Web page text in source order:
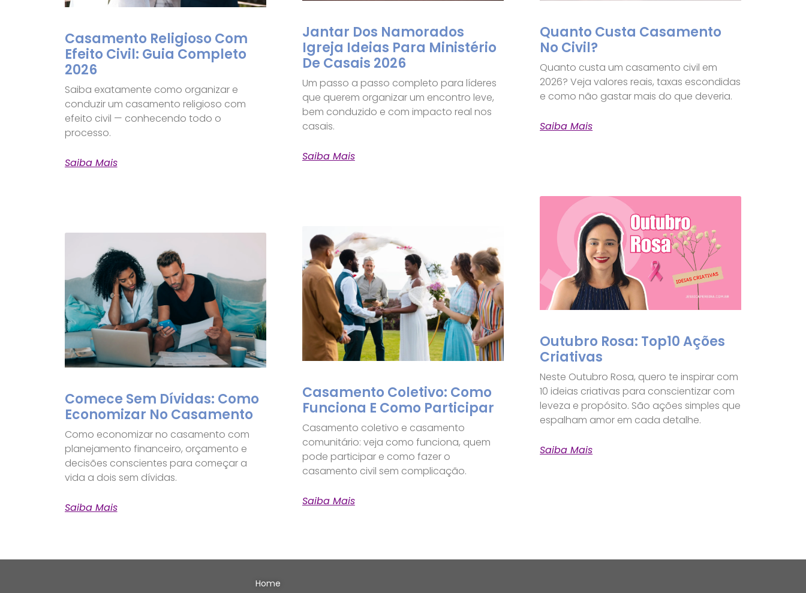
Casamento Religioso Com
Efeito Civil: Guia Completo
2026
Saiba exatamente como organizar e
conduzir um casamento religioso com
efeito civil — conhecendo todo o
processo.
Saiba Mais
Jantar Dos Namorados
Igreja Ideias Para Ministério
De Casais 2026
Um passo a passo completo para líderes
que querem organizar um encontro leve,
bem conduzido e com impacto real nos
casais.
Saiba Mais
Quanto Custa Casamento
No Civil?
Quanto custa um casamento civil em
2026? Veja valores reais, taxas escondidas
e como não gastar mais do que deveria.
Saiba Mais
Comece Sem Dívidas: Como
Economizar No Casamento
Como economizar no casamento com
planejamento financeiro, orçamento e
decisões conscientes para começar a
vida a dois sem dívidas.
Saiba Mais
Casamento Coletivo: Como
Funciona E Como Participar
Casamento coletivo e casamento
comunitário: veja como funciona, quem
pode participar e como fazer o
casamento civil sem complicação.
Saiba Mais
Outubro Rosa: Top10 Ações
Criativas
Neste Outubro Rosa, quero te inspirar com
10 ideias criativas para conscientizar com
leveza e propósito. São ações simples que
espalham amor em cada detalhe.
Saiba Mais
Home